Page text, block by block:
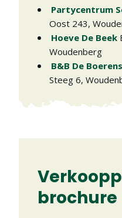
Partycentrum
Oost 243,
Hoeve De Beek
Woudenberg
B&B De
Steeg 6,
brochure